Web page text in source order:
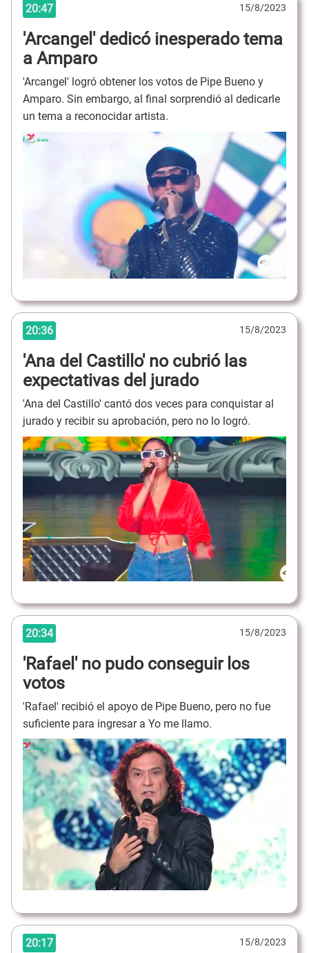
20:47 15/8/2023
'Arcangel' dedicó inesperado tema
a Amparo
'Arcangel' logró obtener los votos de Pipe Bueno y
Amparo. Sin embargo, al final sorprendió al dedicarle
un tema a reconocidar artista.
20:36 15/8/2023
'Ana del Castillo' no cubrió las
expectativas del jurado
'Ana del Castillo' cantó dos veces para conquistar al
jurado y recibir su aprobación, pero no lo logró.
20:34 15/8/2023
'Rafael' no pudo conseguir los
votos
'Rafael' recibió el apoyo de Pipe Bueno, pero no fue
suficiente para ingresar a Yo me llamo.
20:17 15/8/2023